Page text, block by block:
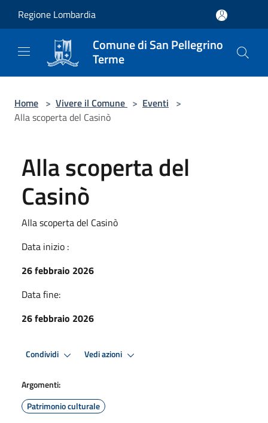
Regione Lombardia
Comune di San Pellegrino
Terme
Home > Vivere il Comune > Eventi >
Alla scoperta del Casinò
Alla scoperta del
Casinò
Alla scoperta del Casinò
Data inizio :
26 febbraio 2026
Data fine:
26 febbraio 2026
Condividi Vedi azioni
Argomenti:
Patrimonio culturale